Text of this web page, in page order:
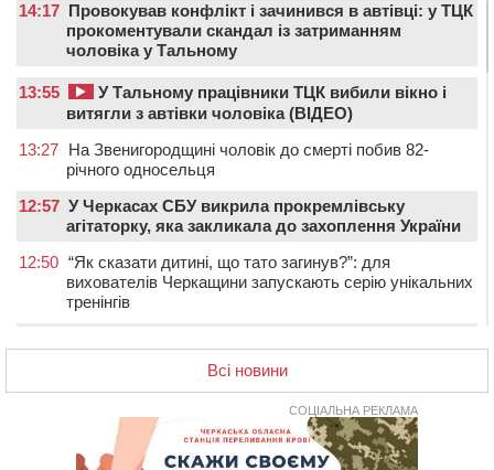
14:17 Провокував конфлікт і зачинився в автівці: у ТЦК
прокоментували скандал із затриманням
чоловіка у Тальному
13:55
У Тальному працівники ТЦК вибили вікно і
витягли з автівки чоловіка (ВІДЕО)
13:27 На Звенигородщині чоловік до смерті побив 82-
річного односельця
12:57 У Черкасах СБУ викрила прокремлівську
агітаторку, яка закликала до захоплення України
12:50 “Як сказати дитині, що тато загинув?”: для
вихователів Черкащини запускають серію унікальних
тренінгів
11:35 Від 80 гривень за кілограм: в Україні прогнозують
стрибок цін на гречку
Захисника зі Звенигородщини, який обороняв
Авдіївку, нагородили “Комбатантським хрестом”
Всі новини
СОЦІАЛЬНА РЕКЛАМА